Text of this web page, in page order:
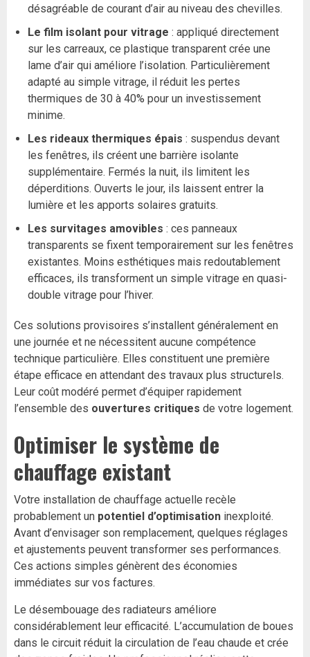
désagréable de courant d’air au niveau des chevilles.
Le film isolant pour vitrage : appliqué directement
sur les carreaux, ce plastique transparent crée une
lame d’air qui améliore l’isolation. Particulièrement
adapté au simple vitrage, il réduit les pertes
thermiques de 30 à 40% pour un investissement
minime.
Les rideaux thermiques épais : suspendus devant
les fenêtres, ils créent une barrière isolante
supplémentaire. Fermés la nuit, ils limitent les
déperditions. Ouverts le jour, ils laissent entrer la
lumière et les apports solaires gratuits.
Les survitages amovibles : ces panneaux
transparents se fixent temporairement sur les fenêtres
existantes. Moins esthétiques mais redoutablement
efficaces, ils transforment un simple vitrage en quasi-
double vitrage pour l’hiver.
Ces solutions provisoires s’installent généralement en
une journée et ne nécessitent aucune compétence
technique particulière. Elles constituent une première
étape efficace en attendant des travaux plus structurels.
Leur coût modéré permet d’équiper rapidement
l’ensemble des ouvertures critiques de votre logement.
Optimiser le système de
chauffage existant
Votre installation de chauffage actuelle recèle
probablement un potentiel d’optimisation inexploité.
Avant d’envisager son remplacement, quelques réglages
et ajustements peuvent transformer ses performances.
Ces actions simples génèrent des économies
immédiates sur vos factures.
Le désembouage des radiateurs améliore
considérablement leur efficacité. L’accumulation de boues
dans le circuit réduit la circulation de l’eau chaude et crée